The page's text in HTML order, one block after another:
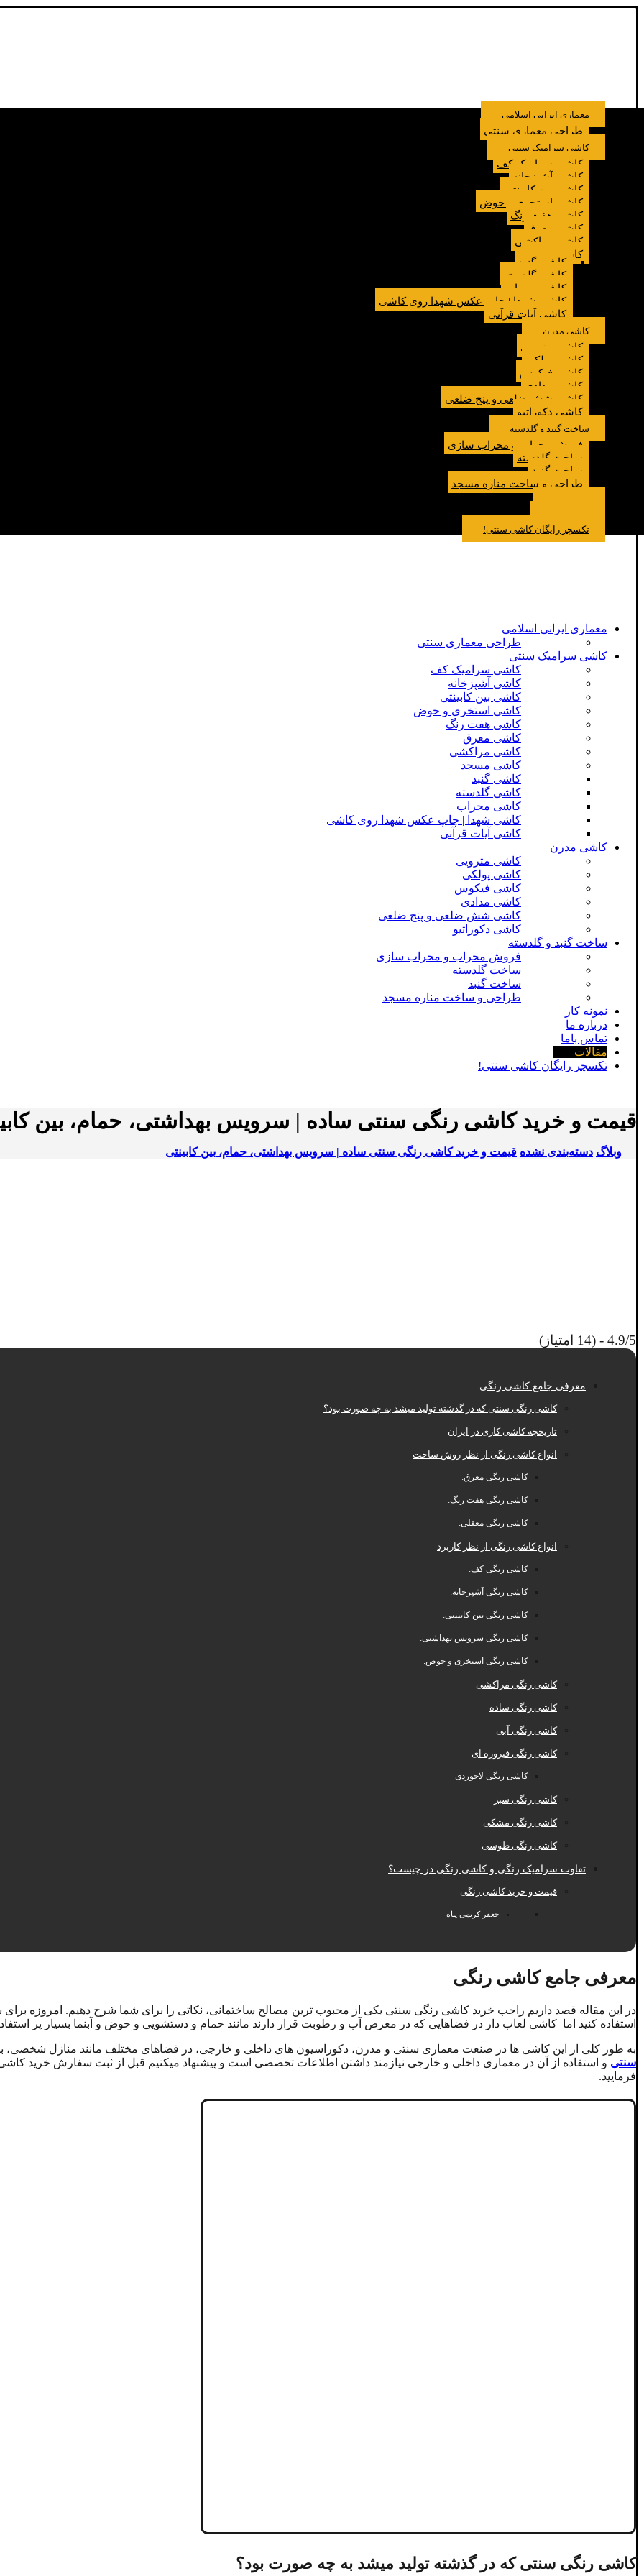
معماری ایرانی اسلامی
طراحی معماری سنتی
کاشی سرامیک سنتی
کاشی سرامیک کف
کاشی آشپزخانه
کاشی بین کابینتی
کاشی استخری و حوض
کاشی هفت رنگ
کاشی معرق
کاشی مراکشی
کاشی مسجد
کاشی گنبد
کاشی گلدسته
کاشی محراب
کاشی شهدا | چاپ عکس شهدا روی کاشی
کاشی آیات قرآنی
کاشی مدرن
کاشی مترویی
کاشی پولکی
کاشی فیکوس
کاشی مدادی
کاشی شش ضلعی و پنج ضلعی
کاشی دکوراتیو
ساخت گنبد و گلدسته
فروش محراب و محراب سازی
ساخت گلدسته
ساخت گنبد
طراحی و ساخت مناره مسجد
تکسچر رایگان کاشی سنتی!
معماری ایرانی اسلامی
طراحی معماری سنتی
کاشی سرامیک سنتی
کاشی سرامیک کف
کاشی آشپزخانه
کاشی بین کابینتی
کاشی استخری و حوض
کاشی هفت رنگ
کاشی معرق
کاشی مراکشی
کاشی مسجد
کاشی گنبد
کاشی گلدسته
کاشی محراب
کاشی شهدا | چاپ عکس شهدا روی کاشی
کاشی آیات قرآنی
کاشی مدرن
کاشی مترویی
کاشی پولکی
کاشی فیکوس
کاشی مدادی
کاشی شش ضلعی و پنج ضلعی
کاشی دکوراتیو
ساخت گنبد و گلدسته
فروش محراب و محراب سازی
ساخت گلدسته
ساخت گنبد
طراحی و ساخت مناره مسجد
نمونه کار
درباره ما
تماس باما
مقالات
تکسچر رایگان کاشی سنتی!
قیمت و خرید کاشی رنگی سنتی ساده | سرویس بهداشتی، حمام، بین
وبلاگ دسته‌بندی نشده قیمت و خرید کاشی رنگی سنتی ساده | سرویس بهداشتی، حمام، بین کابینتی
4.9/5 - (14 امتیاز)
معرفی جامع کاشی رنگی
کاشی رنگی سنتی که در گذشته تولید میشد به چه صورت بود؟
تاریخچه کاشی کاری در ایران
انواع کاشی رنگی از نظر روش ساخت
کاشی رنگی معرق:
کاشی رنگی هفت رنگ:
کاشی رنگی معقلی:
انواع کاشی رنگی از نظر کاربرد
کاشی رنگی کف:
کاشی رنگی آشپزخانه:
کاشی رنگی بین کابینتی:
کاشی رنگی سرویس بهداشتی:
کاشی رنگی استخری و حوض:
کاشی رنگی مراکشی
کاشی رنگی ساده
کاشی رنگی آبی
کاشی رنگی فیروزه ای
کاشی رنگی لاجوردی
کاشی رنگی سبز
کاشی رنگی مشکی
کاشی رنگی طوسی
تفاوت سرامیک رنگی و کاشی رنگی در چیست؟
قیمت و خرید کاشی رنگی
جعفر کریمی پناه
معرفی جامع کاشی رنگی
در این مقاله قصد داریم راجب خرید کاشی رنگی سنتی یکی از محبوب ترین مصالح ساختمانی، نکاتی را برای شما شرح دهیم. امروزه برای
استفاده کنید اما کاشی لعاب دار در فضاهایی که در معرض آب و رطوبت قرار دارند مانند حمام و دستشویی و حوض و آبنما بسیار پر
به طور کلی از این کاشی ها در صنعت معماری سنتی و مدرن، دکوراسیون های داخلی و خارجی، در فضاهای مختلف مانند منازل شخصی،
سنتی
فرمایید.
کاشی رنگی سنتی که در گذشته تولید میشد به چه صورت بود؟